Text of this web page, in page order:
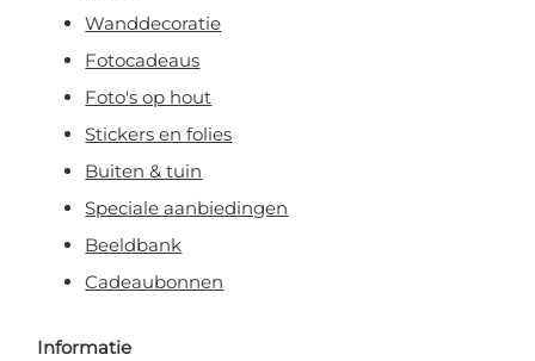
Wanddecoratie
Fotocadeaus
Foto's op hout
Stickers en folies
Buiten & tuin
Speciale aanbiedingen
Beeldbank
Cadeaubonnen
Informatie